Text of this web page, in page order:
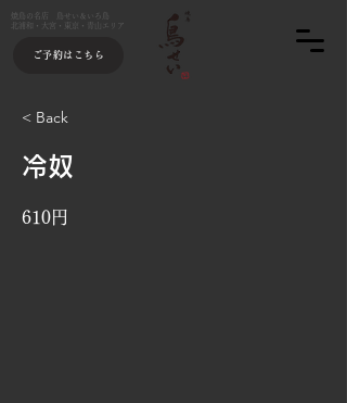
焼鳥の名店 鳥せい＆いろ鳥
北浦和・大宮・東京・青山エリア
ご予約はこちら
< Back
冷奴
610円